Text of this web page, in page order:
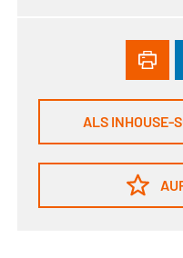
ALS INHOUSE-